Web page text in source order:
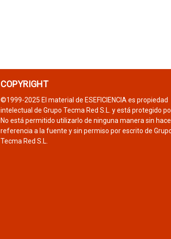
COPYRIGHT
©1999-2025 El material de ESEFICIENCIA es propiedad
intelectual de Grupo Tecma Red S.L. y está protegido
No está permitido utilizarlo de ninguna manera sin
referencia a la fuente y sin permiso por escrito de
Tecma Red S.L.